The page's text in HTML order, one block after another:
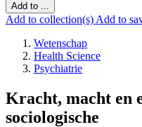
Add to ...
Add to collection(s) Add to
Wetenschap
Health Science
Psychiatrie
Kracht, macht en
sociologische